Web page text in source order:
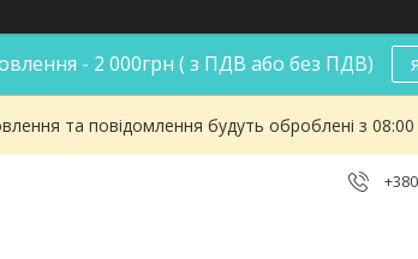
- 2 000грн ( з ПДВ або без ПДВ)
та повідомлення будуть оброблені з